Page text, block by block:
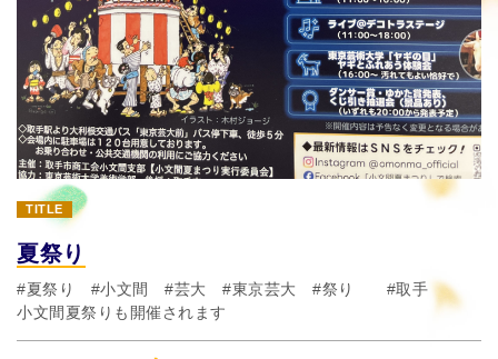
TITLE
夏祭り
#夏祭り #小文間 #芸大 #東京芸大 #祭り #取手
小文間夏祭りも開催されます